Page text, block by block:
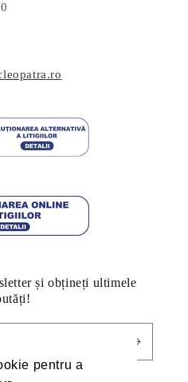
pentru a
pentru a
și obțineți ultimele